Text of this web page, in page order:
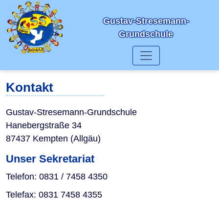
Gustav-Stresemann-
Grundschule
Kontakt
Gustav-Stresemann-Grundschule
Hanebergstraße 34
87437 Kempten (Allgäu)
Unser Sekretariat
Telefon: 0831 / 7458 4350
Telefax: 0831 7458 4355